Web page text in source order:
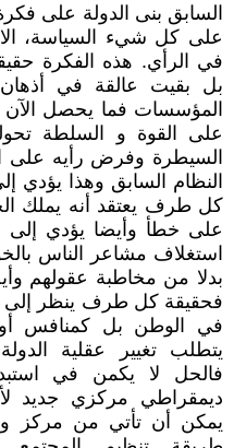
السابق بنى الدولة على
على كل شيء السياسة،
في الرأي. هذه الفكرة
بل بقيت عالقة في
المؤسسات فما يحصل
على القوة و السلطة
السيطرة وفرض رأيه على
النظام السابق وهذا يؤدي
كل طرف يعتقد أنه يملك
على خطأ وأيضا يؤدي إلى
استغلاف مشاعر الناس
بدلا من مخاطبة عقولهم
فحقيقة كل طرف ينظر إلى
في الوطن بل كمنافس
يتطلب تغيير عقلية
فالحل لا يكمن في
ديمقراطي مركزي جديد
يمكن أن تأتي من مركز